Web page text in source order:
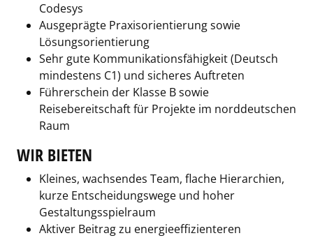
Codesys
Ausgeprägte Praxisorientierung sowie
Lösungsorientierung
Sehr gute Kommunikationsfähigkeit (Deutsch
mindestens C1) und sicheres Auftreten
Führerschein der Klasse B sowie
Reisebereitschaft für Projekte im norddeutschen
Raum
WIR BIETEN
Kleines, wachsendes Team, flache Hierarchien,
kurze Entscheidungswege und hoher
Gestaltungsspielraum
Aktiver Beitrag zu energieeffizienteren